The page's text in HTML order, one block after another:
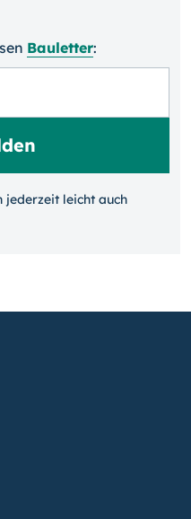
Bauletter:
jeder­zeit leicht auch